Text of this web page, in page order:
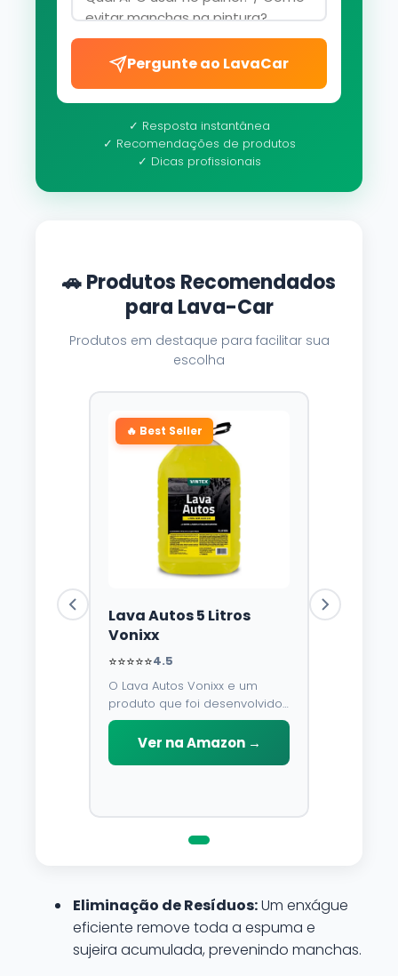
Pergunte ao LavaCar
✓ Resposta instantânea
✓ Recomendações de produtos
✓ Dicas profissionais
🚗 Produtos Recomendados
para Lava-Car
Produtos em destaque para facilitar sua
escolha
🔥 Best Seller
Lava Autos 5 Litros
Vonixx
⭐⭐⭐⭐⭐4.5
O Lava Autos Vonixx e um
produto que foi desenvolvido
para limpar, proteger e
conservar a lataria do veiculo.
Por possuir pH neutro, pode
Ver na Amazon →
Eliminação de Resíduos:Um enxágue
eficiente remove toda a espuma e
sujeira acumulada, prevenindo manchas.